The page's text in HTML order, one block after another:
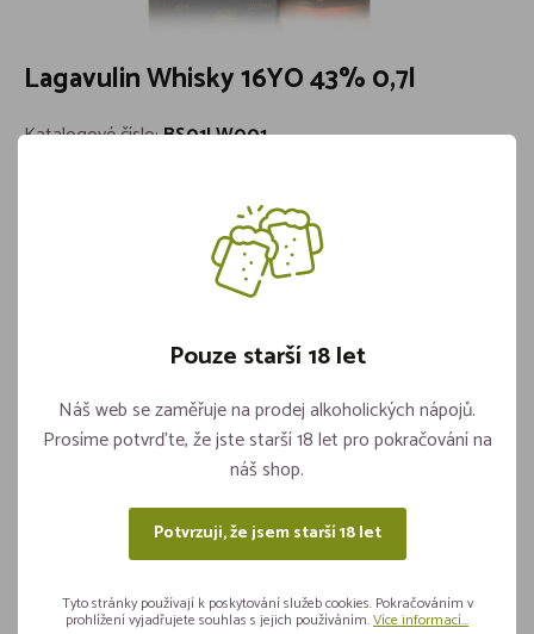
Lagavulin Whisky 16YO 43% 0,7l
Katalogové číslo:BS01LW001
2 499,-
ks Vložit do košíku
Pouze starší 18 let
Náš web se zaměřuje na prodej alkoholických nápojů.
Prosíme potvrďte, že jste starší 18 let pro pokračování na
náš shop.
Potvrzuji, že jsem starší 18 let
Tyto stránky používají k poskytování služeb cookies. Pokračováním v
prohlížení vyjadřujete souhlas s jejich používáním.Více informací...